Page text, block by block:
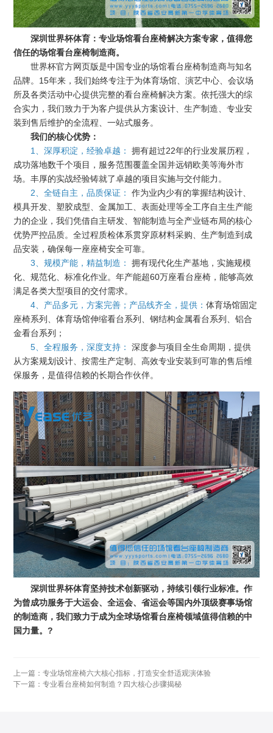
深圳世界杯体育：专业场馆看台座椅解决方案专家，值得您
信任的场馆看台座椅制造商。
世界杯官方网页版是中国专业的场馆看台座椅制造商与知名
品牌。15年来，我们始终专注于为体育场馆、演艺中心、会议场
所及各类活动中心提供完整的看台座椅解决方案。依托强大的综
合实力，我们致力于为客户提供从方案设计、生产制造、专业安
装到售后维护的全流程、一站式服务。
我们的核心优势：
1、深厚积淀，经验卓越：拥有超过22年的行业发展历程，
成功落地数千个项目，服务范围覆盖全国并远销欧美等海外市
场。丰厚的实战经验铸就了卓越的项目实施与交付能力。
2、全链自主，品质保证：作为业内少有的掌握结构设计、
模具开发、塑胶成型、金属加工、表面处理等全工序自主生产能
力的企业，我们凭借自主研发、智能制造与全产业链布局的核心
优势严控品质。全过程质检体系贯穿原材料采购、生产制造到成
品安装，确保每一座座椅安全可靠。
3、规模产能，精益制造：
拥有现代化生产基地，实施规模
化、规范化、标准化作业。年产能超60万座看台座椅，能够高效
满足各类大型项目的交付需求。
4、产品多元，方案完善；产品线齐全，提供：体育场馆固定
座椅系列、体育场馆伸缩看台系列、钢结构金属看台系列、铝合
金看台系列；
5、全程服务，深度支持：深度参与项目全生命周期，提供
从方案规划设计、按需生产定制、高效专业安装到可靠的售后维
保服务，是值得信赖的长期合作伙伴。
深圳世界杯体育坚持技术创新驱动，持续引领行业标准。作
为曾成功服务于大运会、全运会、省运会等国内外顶级赛事场馆
的制造商，我们致力于成为全球场馆看台座椅领域值得信赖的中
国力量。?
上一篇：专业场馆座椅六大核心指标，打造安全舒适观演体验
下一篇：专业看台座椅如何制造？四大核心步骤揭秘